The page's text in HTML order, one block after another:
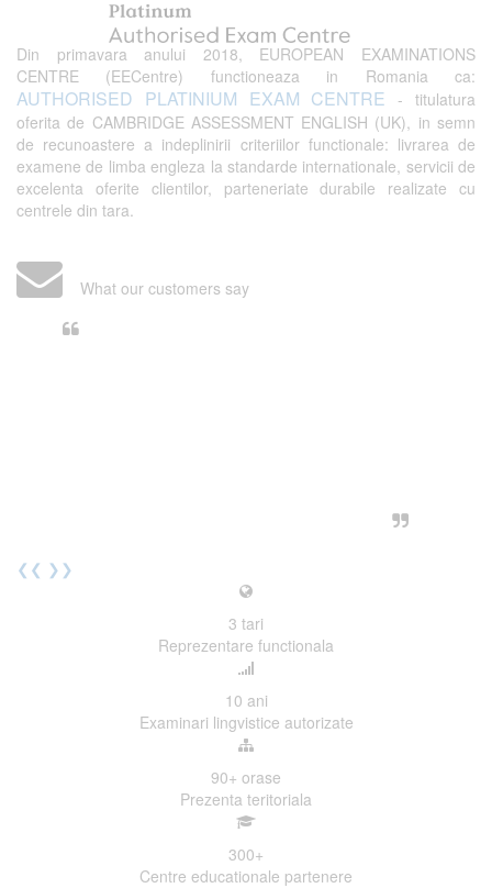
Din primavara anului 2018, EUROPEAN EXAMINATIONS
CENTRE (EECentre) functioneaza in Romania ca:
AUTHORISED PLATINIUM EXAM CENTRE - titulatura
oferita de CAMBRIDGE ASSESSMENT ENGLISH (UK), in semn
de recunoastere a indeplinirii criteriilor functionale: livrarea de
examene de limba engleza la standarde internationale, servicii de
excelenta oferite clientilor, parteneriate durabile realizate cu
centrele din tara.
What our customers say
❮❮ ❯❯
3 tari
Reprezentare functionala
10 ani
Examinari lingvistice autorizate
90+ orase
Prezenta teritoriala
300+
Centre educationale partenere